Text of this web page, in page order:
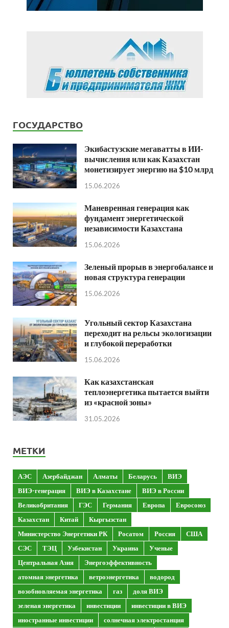
ГОСУДАРСТВО
Экибастузские мегаватты в ИИ-
вычисления или как Казахстан
монетизирует энергию на $10 млрд
15.06.2026
Маневренная генерация как
фундамент энергетической
независимости Казахстана
15.06.2026
Зеленый прорыв в энергобалансе и
новая структура генерации
15.06.2026
Угольный сектор Казахстана
переходит на рельсы экологизации
и глубокой переработки
15.06.2026
Как казахстанская
теплоэнергетика пытается выйти
из «красной зоны»
31.05.2026
МЕТКИ
АЭС Азербайджан Алматы Беларусь
ВИЭ
ВИЭ-генерация
ВИЭ в Казахстане
ВИЭ в России
Великобритания
ГЭС Германия Европа
Евросоюз
Казахстан
Китай
Кыргызстан
Министерство Энергетики РК
Росатом Россия
США
СЭС
ТЭЦ Узбекистан Украина
Ученые
Центральная Азия
Энергоэффективность
атомная энергетика
ветроэнергетика
водород
возобновляемая энергетика
газ
доля ВИЭ
зеленая энергетика
инвестиции
инвестиции в ВИЭ
иностранные инвестиции
солнечная электростанция